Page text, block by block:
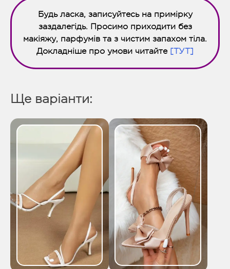
Будь ласка, записуйтесь на примірку
заздалегідь. Просимо приходити без
макіяжу, парфумів та з чистим запахом тіла.
Докладніше про умови читайте [ТУТ]
Ще варіанти: